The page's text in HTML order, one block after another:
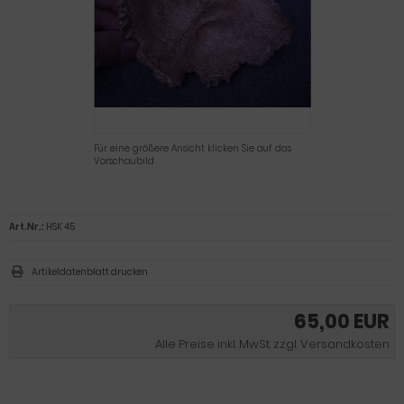
Für eine größere Ansicht klicken Sie auf das
Vorschaubild
65,00 EUR
Alle Preise inkl. MwSt. zzgl. Versandkosten
Art.Nr.: HSK 45
Artikeldatenblatt drucken